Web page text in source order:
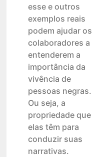
esse e outros
exemplos reais
podem ajudar os
colaboradores a
entenderem a
importância da
vivência de
pessoas negras.
Ou seja, a
propriedade que
elas têm para
conduzir suas
narrativas.